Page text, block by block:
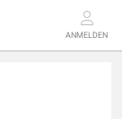
ANMELDEN